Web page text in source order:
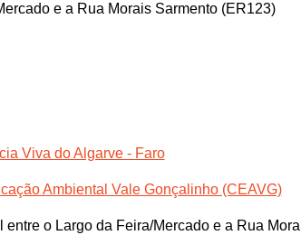
e a Rua Morais Sarmento (ER123)
Viva do Algarve - Faro
Ambiental Vale Gonçalinho (CEAVG)
entre o Largo da Feira/Mercado e a Rua